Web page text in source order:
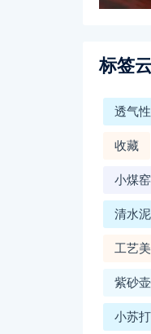
标签
透气性
收藏
小煤
清水泥
工艺
紫砂
小苏打